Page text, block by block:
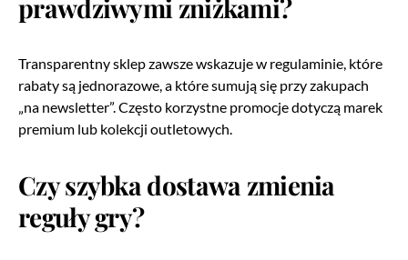
prawdziwymi zniżkami?
Transparentny sklep zawsze wskazuje w regulaminie, które
rabaty są jednorazowe, a które sumują się przy zakupach
„na newsletter”. Często korzystne promocje dotyczą marek
premium lub kolekcji outletowych.
Czy szybka dostawa zmienia
reguły gry?